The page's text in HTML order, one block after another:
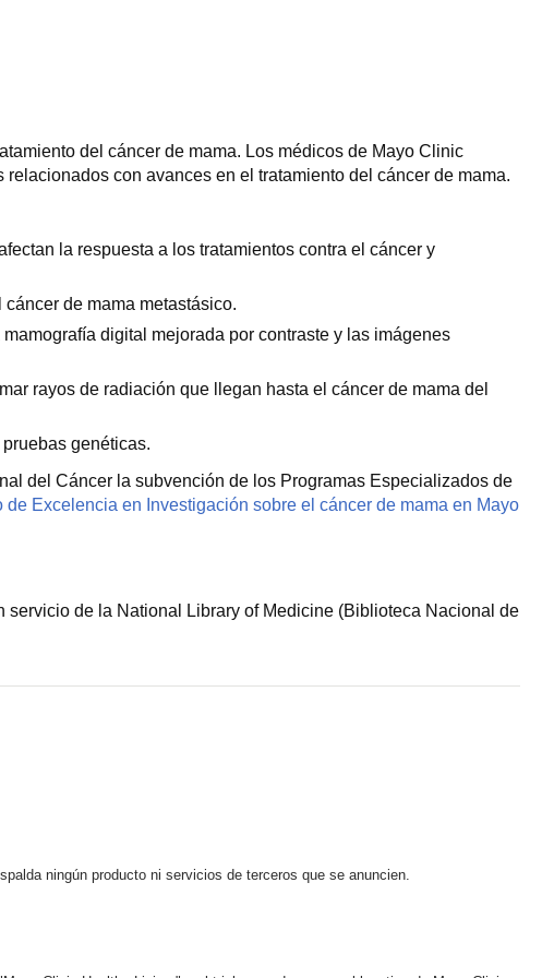
del cáncer de mama. Los médicos de Mayo Clinic
con avances en el tratamiento del cáncer de mama.
la respuesta a los tratamientos contra el cáncer y
de mama metastásico.
digital mejorada por contraste y las imágenes
rayos de radiación que llegan hasta el cáncer de mama del
genéticas.
del Cáncer la subvención de los Programas Especializados de
de Excelencia en Investigación sobre el cáncer de mama en Mayo
de la National Library of Medicine (Biblioteca Nacional de
ningún producto ni servicios de terceros que se anuncien.